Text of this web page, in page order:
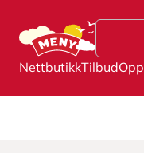
NettbutikkTilbud